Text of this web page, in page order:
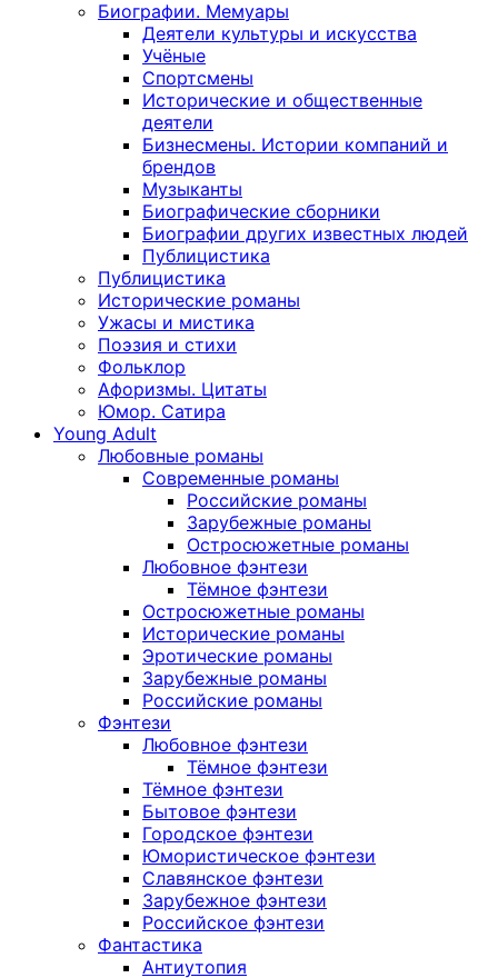
Биографии. Мемуары
Деятели культуры и искусства
Учёные
Спортсмены
Исторические и общественные
деятели
Бизнесмены. Истории компаний и
брендов
Музыканты
Биографические сборники
Биографии других известных людей
Публицистика
Публицистика
Исторические романы
Ужасы и мистика
Поэзия и стихи
Фольклор
Афоризмы. Цитаты
Юмор. Сатира
Young Adult
Любовные романы
Современные романы
Российские романы
Зарубежные романы
Остросюжетные романы
Любовное фэнтези
Тёмное фэнтези
Остросюжетные романы
Исторические романы
Эротические романы
Зарубежные романы
Российские романы
Фэнтези
Любовное фэнтези
Тёмное фэнтези
Тёмное фэнтези
Бытовое фэнтези
Городское фэнтези
Юмористическое фэнтези
Славянское фэнтези
Зарубежное фэнтези
Российское фэнтези
Фантастика
Антиутопия